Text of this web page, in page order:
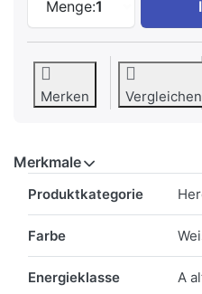
Menge:1
Merken Vergleichen
Merkmale
Produktkategorie
Farbe
Energieklasse A